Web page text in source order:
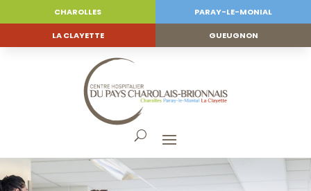
CHAROLLES PARAY-LE-MONIAL
LA CLAYETTE GUEUGNON